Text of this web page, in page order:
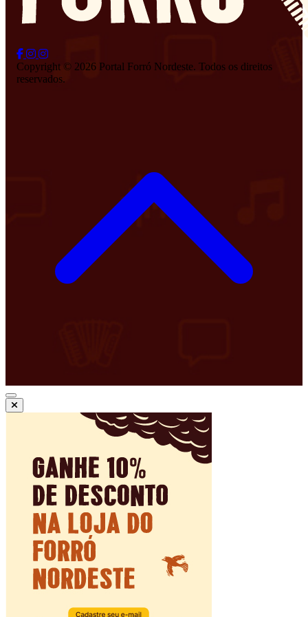
Copyright © 2026 Portal Forró Nordeste. Todos os direitos
reservados.